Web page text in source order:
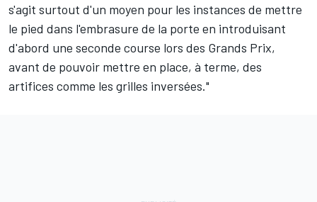
s'agit surtout d'un moyen pour les instances de mettre
le pied dans l'embrasure de la porte en introduisant
d'abord une seconde course lors des Grands Prix,
avant de pouvoir mettre en place, à terme, des
artifices comme les grilles inversées."